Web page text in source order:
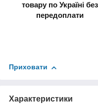
товару по Україні без
передоплати
Приховати
Характеристики